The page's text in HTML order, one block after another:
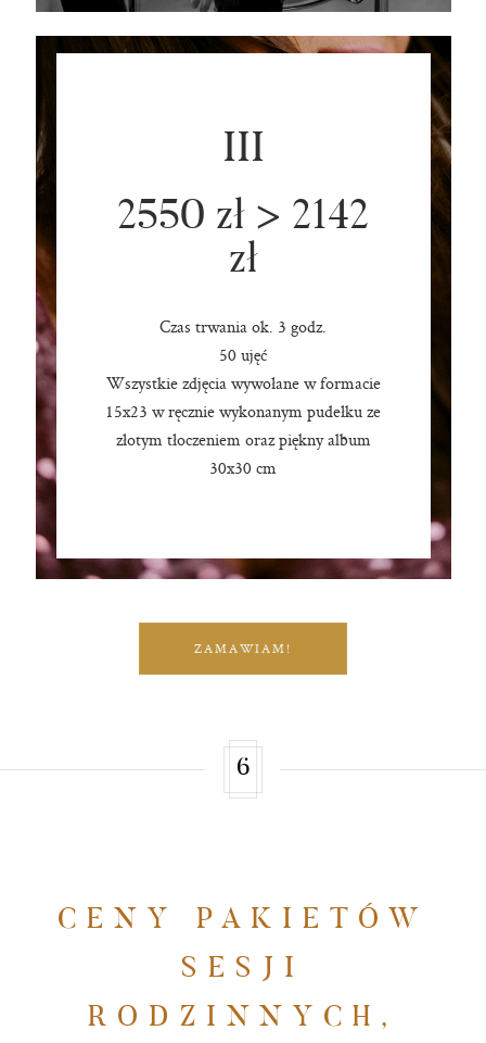
III
2550 zł > 2142
zł
Czas trwania ok. 3 godz.
50 ujęć
Wszystkie zdjęcia wywołane w formacie
15x23 w ręcznie wykonanym pudełku ze
złotym tłoczeniem oraz piękny album
30x30 cm
ZAMAWIAM!
6
CENY PAKIETÓW
SESJI
RODZINNYCH,